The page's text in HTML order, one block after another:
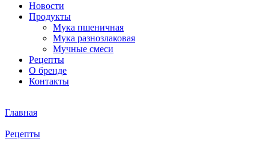
Новости
Продукты
Мука пшеничная
Мука разнозлаковая
Мучные смеси
Рецепты
О бренде
Контакты
Главная
Рецепты